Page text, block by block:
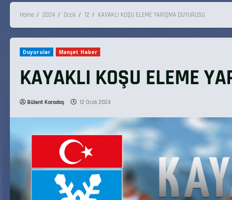
Home 2024 Ocak 12 KAYAKLI KOŞU ELEME YARIŞMA DUYURUSU
Duyurular Manşet Haber
KAYAKLI KOŞU ELEME
Bülent Karadaş 12 Ocak 2024